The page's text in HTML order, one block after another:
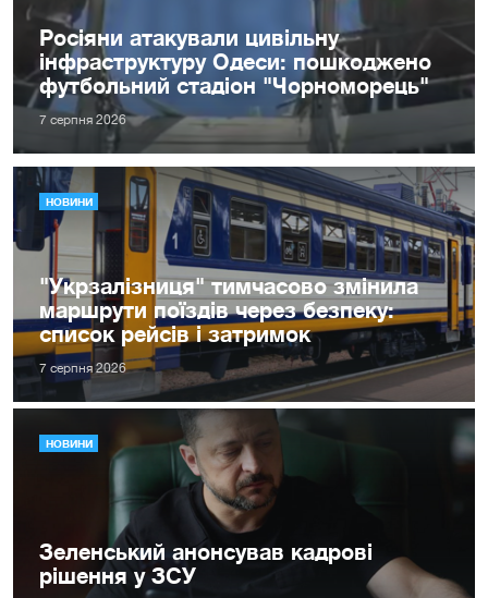
Росіяни атакували цивільну
інфраструктуру Одеси: пошкоджено
футбольний стадіон "Чорноморець"
7 серпня 2026
НОВИНИ
"Укрзалізниця" тимчасово змінила
маршрути поїздів через безпеку:
список рейсів і затримок
7 серпня 2026
НОВИНИ
Зеленський анонсував кадрові
рішення у ЗСУ